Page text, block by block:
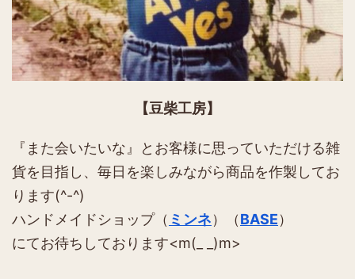
【豆柴工房】
『また会いたいな』とお客様に思っていただける雑
貨を目指し、毎日を楽しみながら商品を作製してお
ります(^-^)
ハンドメイドショップ（ ミンネ）（BASE）
にてお待ちしております<m(_ _)m>